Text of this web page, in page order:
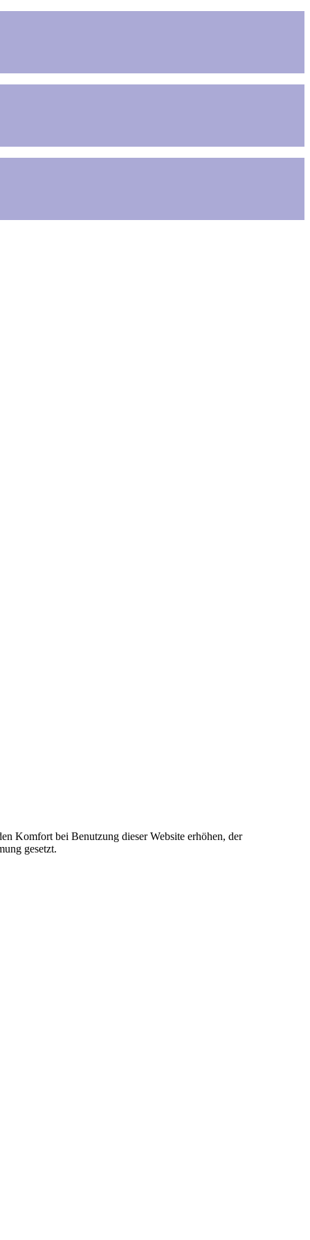
Komfort bei Benutzung dieser Website erhöhen, der
gesetzt.